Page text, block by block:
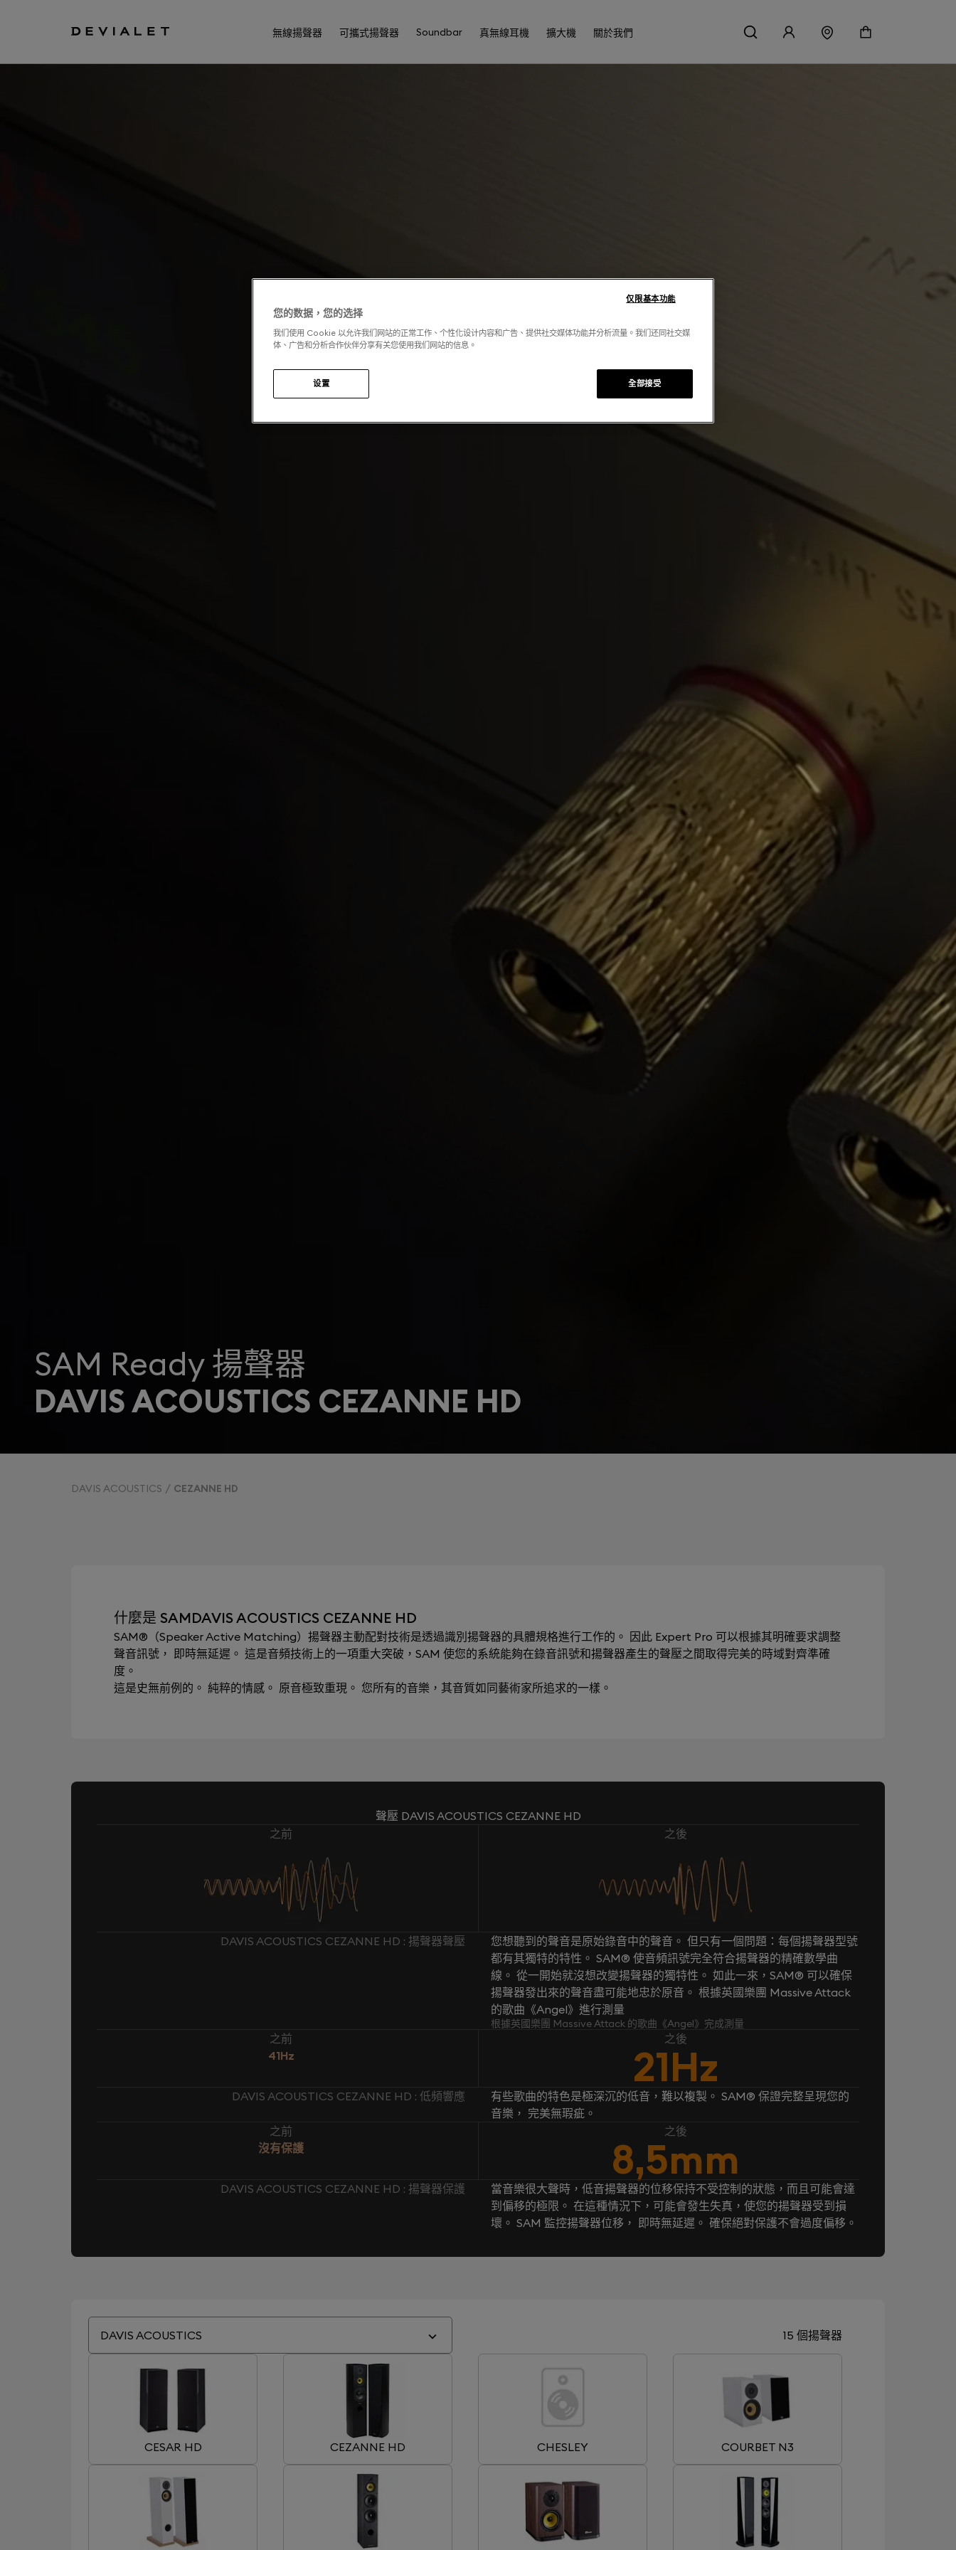
無線揚聲器 可攜式揚聲器 Soundbar 真無線耳機 擴大機 關於我們
SAM Ready 揚聲器
DAVIS ACOUSTICS CEZANNE HD
DAVIS ACOUSTICS CEZANNE HD
什麼是 SAMDAVIS ACOUSTICS CEZANNE HD
SAM®（Speaker Active Matching）揚聲器主動配對技術是透過識別揚聲器的具體規格進行工作的。 因此 Expert Pro 可以根據其明確要求調整
聲音訊號， 即時無延遲。 這是音頻技術上的一項重大突破，SAM 使您的系統能夠在錄音訊號和揚聲器產生的聲壓之間取得完美的時域對齊準確
度。
這是史無前例的。 純粹的情感。 原音極致重現。 您所有的音樂，其音質如同藝術家所追求的一樣。
聲壓 DAVIS ACOUSTICS CEZANNE HD
之前
之後
DAVIS ACOUSTICS CEZANNE HD : 揚聲器聲壓
您想聽到的聲音是原始錄音中的聲音。 但只有一個問題：每個揚聲器型號
都有其獨特的特性。 SAM® 使音頻訊號完全符合揚聲器的精確數學曲
線。 從一開始就沒想改變揚聲器的獨特性。 如此一來，SAM® 可以確保
揚聲器發出來的聲音盡可能地忠於原音。 根據英國樂團 Massive Attack
的歌曲《Angel》進行測量
根據英國樂團 Massive Attack 的歌曲《Angel》完成測量
之前
41Hz
之後
21Hz
DAVIS ACOUSTICS CEZANNE HD : 低頻響應
有些歌曲的特色是極深沉的低音，難以複製。 SAM® 保證完整呈現您的
音樂， 完美無瑕疵。
之前
沒有保護
之後
8,5mm
DAVIS ACOUSTICS CEZANNE HD : 揚聲器保護
當音樂很大聲時，低音揚聲器的位移保持不受控制的狀態，而且可能會達
到偏移的極限。 在這種情況下，可能會發生失真，使您的揚聲器受到損
壞。 SAM 監控揚聲器位移， 即時無延遲。 確保絕對保護不會過度偏移。
DAVIS ACOUSTICS 15 個揚聲器
CESAR HD CEZANNE HD CHESLEY COURBET N3
您的数据，您的选择
我们使用 Cookie 以允许我们网站的正常工作、个性化设计内容和广告、提供社交媒体功能并分析流量。我们还同社交媒
体、广告和分析合作伙伴分享有关您使用我们网站的信息。
设置
仅限基本功能
全部接受